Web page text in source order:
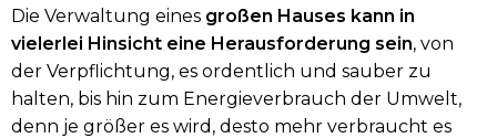
Die Verwaltung eines großen Hauses kann in
vielerlei Hinsicht eine Herausforderung sein, von
der Verpflichtung, es ordentlich und sauber zu
halten, bis hin zum Energieverbrauch der Umwelt,
denn je größer es wird, desto mehr verbraucht es